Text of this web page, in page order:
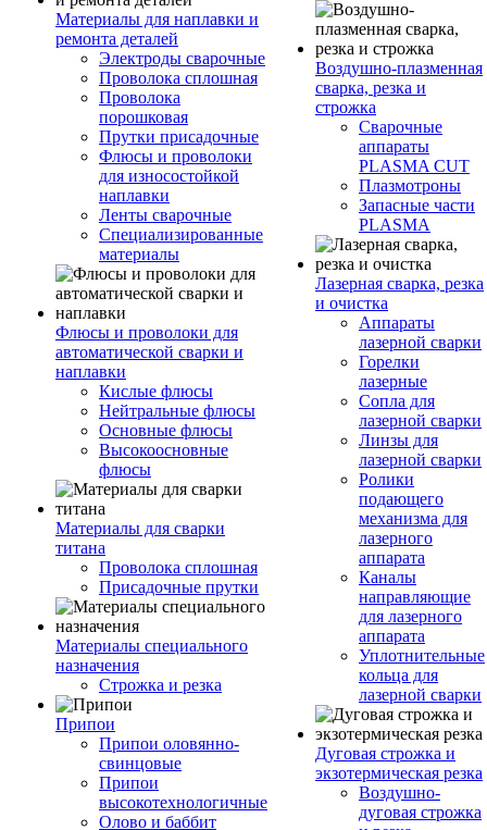
Материалы для наплавки и
ремонта деталей
Электроды сварочные
Проволока сплошная
Проволока
порошковая
Прутки присадочные
Флюсы и проволоки
для износостойкой
наплавки
Ленты сварочные
Специализированные
материалы
Флюсы и проволоки для
автоматической сварки и
наплавки
Кислые флюсы
Нейтральные флюсы
Основные флюсы
Высокоосновные
флюсы
Материалы для сварки
титана
Проволока сплошная
Присадочные прутки
Материалы специального
назначения
Строжка и резка
Припои
Припои оловянно-
свинцовые
Припои
высокотехнологичные
Олово и баббит
Воздушно-плазменная
сварка, резка и
строжка
Сварочные
аппараты
PLASMA CUT
Плазмотроны
Запасные части
PLASMA
Лазерная сварка, резка
и очистка
Аппараты
лазерной сварки
Горелки
лазерные
Сопла для
лазерной сварки
Линзы для
лазерной сварки
Ролики
подающего
механизма для
лазерного
аппарата
Каналы
направляющие
для лазерного
аппарата
Уплотнительные
кольца для
лазерной сварки
Дуговая строжка и
экзотермическая резка
Воздушно-
дуговая строжка